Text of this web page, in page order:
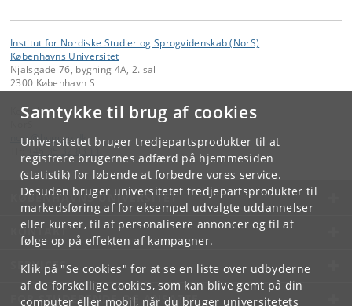
Samtykke til brug af cookies
Universitetet bruger tredjepartsprodukter til at
registrere brugernes adfærd på hjemmesiden
(statistik) for løbende at forbedre vores service.
Desuden bruger universitetet tredjepartsprodukter til
markedsføring af for eksempel udvalgte uddannelser
eller kurser, til at personalisere annoncer og til at
følge op på effekten af kampagner.
Klik på "Se cookies" for at se en liste over udbyderne
af de forskellige cookies, som kan blive gemt på din
computer eller mobil, når du bruger universitetets
Institut for Nordiske Studier og Sprogvidenskab (NorS)
Københavns Universitet
Njalsgade 76, bygning 4A, 2. sal
2300 København S
Kontakt:
nors@hum.ku.dk
KØBENHAVNS UNIVERSITET
KONTAKT
SERVICES
FOR STUDERENDE OG ANSATTE